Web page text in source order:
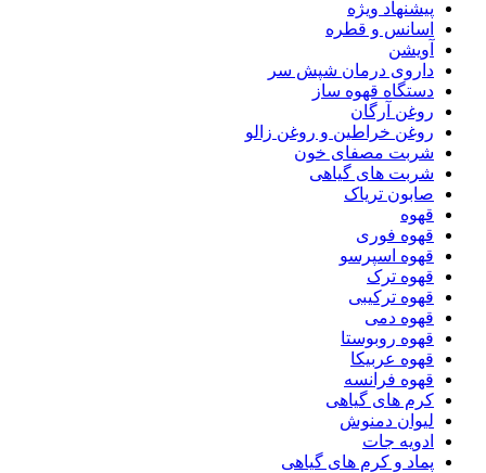
پیشنهاد ویژه
اسانس و قطره
آویشن
داروی درمان شپش سر
دستگاه قهوه ساز
روغن آرگان
روغن خراطین و روغن زالو
شربت مصفای خون
شربت های گیاهی
صابون تریاک
قهوه
قهوه فوری
قهوه اسپرسو
قهوه ترک
قهوه ترکیبی
قهوه دمی
قهوه روبوستا
قهوه عربیکا
قهوه فرانسه
کرم های گیاهی
لیوان دمنوش
ادویه جات
پماد و کرم های گیاهی